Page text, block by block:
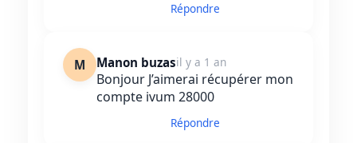
Répondre
M Manon buzasil y a 1 an
Bonjour J’aimerai récupérer mon
compte ivum 28000
Répondre